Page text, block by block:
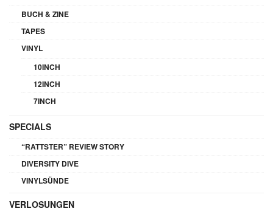
BUCH & ZINE
TAPES
VINYL
10INCH
12INCH
7INCH
SPECIALS
“RATTSTER” REVIEW STORY
DIVERSITY DIVE
VINYLSÜNDE
VERLOSUNGEN